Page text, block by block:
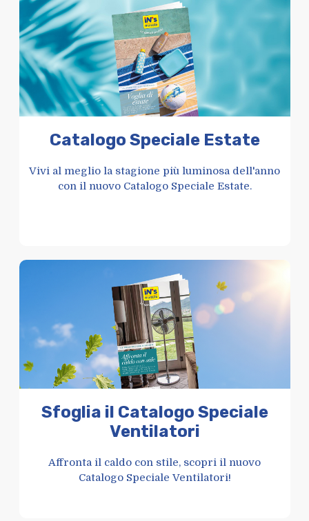
Catalogo Speciale Estate
Vivi al meglio la stagione più luminosa dell'anno
con il nuovo Catalogo Speciale Estate.
Sfoglia il Catalogo Speciale
Ventilatori
Affronta il caldo con stile, scopri il nuovo
Catalogo Speciale Ventilatori!